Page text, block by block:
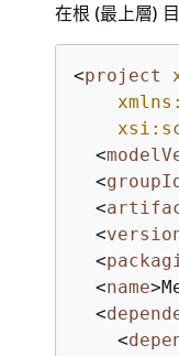
在根 (最上層)
<project
<
<
<
<
<
<name>
<
<